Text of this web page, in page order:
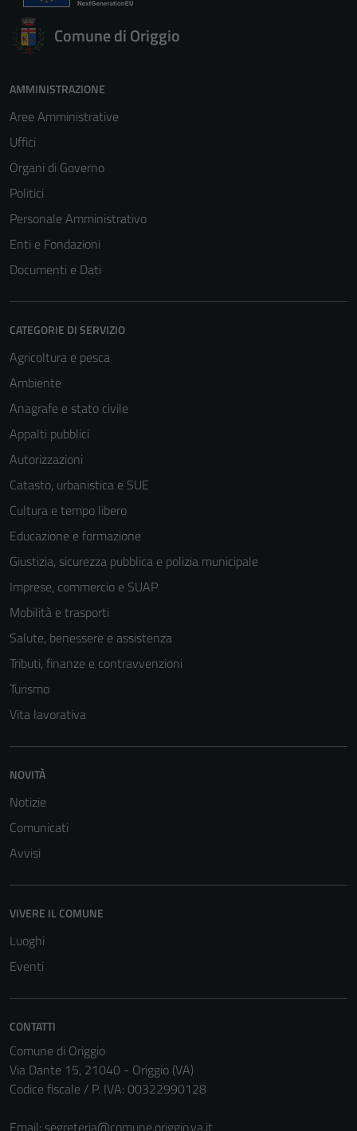
Comune di Origgio
AMMINISTRAZIONE
Aree Amministrative
Uffici
Organi di Governo
Politici
Personale Amministrativo
Enti e Fondazioni
Documenti e Dati
CATEGORIE DI SERVIZIO
Agricoltura e pesca
Ambiente
Anagrafe e stato civile
Appalti pubblici
Autorizzazioni
Catasto, urbanistica e SUE
Cultura e tempo libero
Educazione e formazione
Giustizia, sicurezza pubblica e polizia municipale
Imprese, commercio e SUAP
Mobilità e trasporti
Salute, benessere e assistenza
Tributi, finanze e contravvenzioni
Turismo
Vita lavorativa
NOVITÀ
Notizie
Comunicati
Avvisi
VIVERE IL COMUNE
Luoghi
Eventi
CONTATTI
Comune di Origgio
Via Dante 15, 21040 - Origgio (VA)
Codice fiscale / P. IVA: 00322990128
Email: segreteria@comune.origgio.va.it